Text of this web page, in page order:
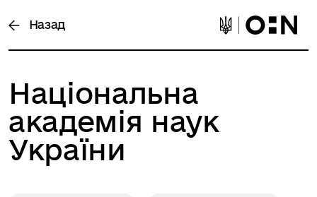
Назад
Національна
академія наук
України